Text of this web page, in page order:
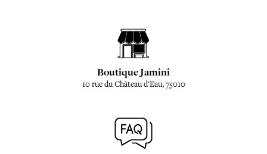
Boutique Jamini
10 rue du Château d'Eau, 75010